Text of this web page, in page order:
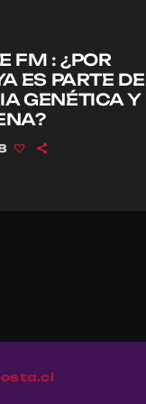
FM : ¿POR
ES PARTE DE
GENÉTICA Y